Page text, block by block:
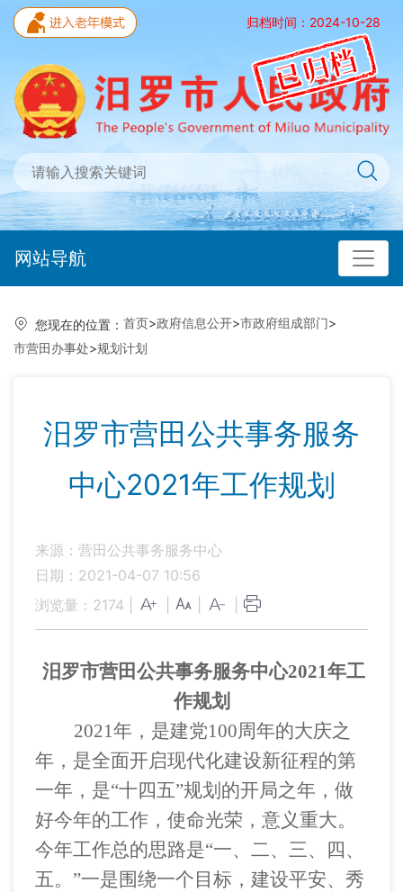
归档时间：2024-10-28
网站导航
您现在的位置： 首页>政府信息公开>市政府组成部门>
市营田办事处>规划计划
汨罗市营田公共事务服务
中心2021年工作规划
来源：营田公共事务服务中心
日期：2021-04-07 10:56
浏览量： 2174
汨罗市营田公共事务服务中心2021年工
作规划
2021年，是建党100周年的大庆之
年，是全面开启现代化建设新征程的第
一年，是“十四五”规划的开局之年，做
好今年的工作，使命光荣，意义重大。
今年工作总的思路是“一、二、三、四、
五。”一是围绕一个目标，建设平安、秀